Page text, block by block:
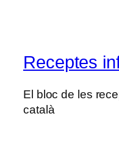
Receptes
El bloc de les
català